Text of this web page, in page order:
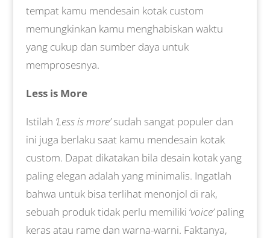
tempat kamu mendesain kotak custom
memungkinkan kamu menghabiskan waktu
yang cukup dan sumber daya untuk
memprosesnya.
Less is More
Istilah ‘Less is more’sudah sangat populer dan
ini juga berlaku saat kamu mendesain kotak
custom. Dapat dikatakan bila desain kotak yang
paling elegan adalah yang minimalis. Ingatlah
bahwa untuk bisa terlihat menonjol di rak,
sebuah produk tidak perlu memiliki ‘voice’paling
keras atau rame dan warna-warni. Faktanya,